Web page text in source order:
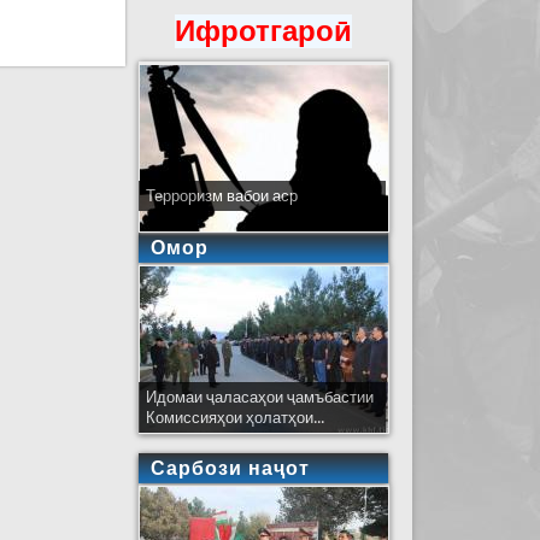
карданд Ифротгароӣ
Терроризм вабои аср
Омор
Идомаи ҷаласаҳои ҷамъбастии
Комиссияҳои ҳолатҳои...
Сарбози наҷот